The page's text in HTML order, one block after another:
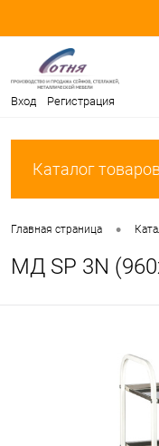
Вход Регистрация
Каталог товаров
Главная страница •
МД SP 3N